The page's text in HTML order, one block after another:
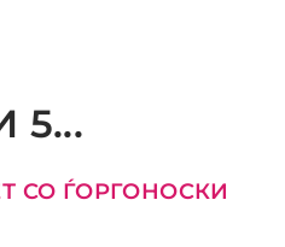
5...
СО ЃОРГОНОСКИ